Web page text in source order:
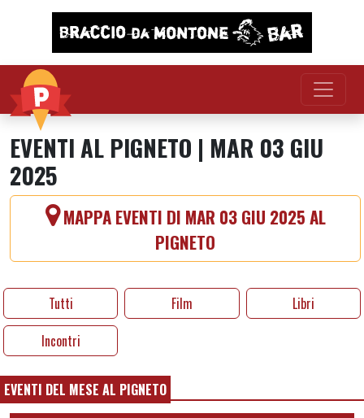
Vai al contenuto
EVENTI AL PIGNETO | MAR 03 GIU
2025
MAPPA EVENTI DI MAR 03 GIU 2025 AL
PIGNETO
Tutti Film
Libri
Incontri
EVENTI DEL MESE AL PIGNETO